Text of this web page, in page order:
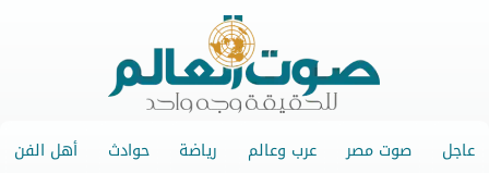
عاجل صوت مصر عرب وعالم رياضة حوادث أهل الفن